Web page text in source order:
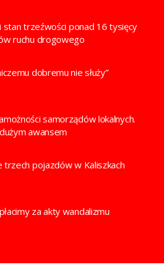
stan trzeźwości ponad 16 tysięcy
ruchu drogowego
dobremu nie służy”
samorządów lokalnych.
awansem
trzech pojazdów w Kaliszkach
za akty wandalizmu